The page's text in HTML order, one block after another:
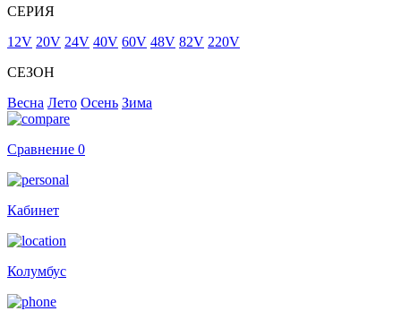
СЕРИЯ
12V 20V 24V 40V 60V 48V 82V 220V
СЕЗОН
Весна Лето Осень Зима
Сравнение 0
Кабинет
Колумбус